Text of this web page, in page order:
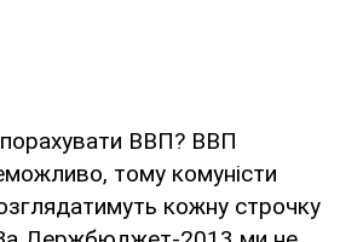
ВВП? ВВП
тому комуністи
кожну строчку